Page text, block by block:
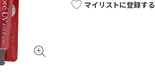
マイリストに登録する